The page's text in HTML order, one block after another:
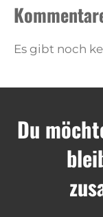
Es gibt noch
Du